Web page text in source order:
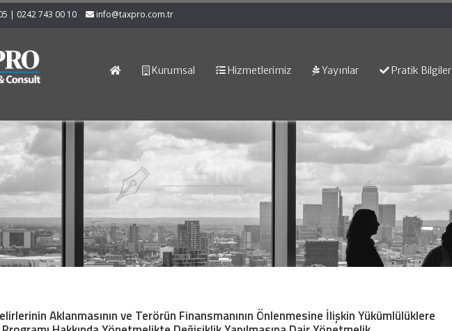
| 0242 743 00 10 info@taxpro.com.tr
Kurumsal Hizmetlerimiz Yayınlar Pratik Bilgiler
Aklanmasının ve Terörün Finansmanının Önlenmesine İlişkin Yükümlülüklere